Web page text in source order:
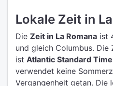
Lokale Zeit in
Die Zeit in La Romana ist
und gleich Columbus. Die
ist Atlantic Standard
verwendet keine
Vergangenheit getan. Die